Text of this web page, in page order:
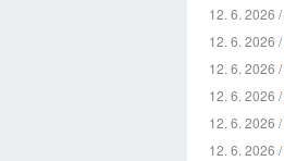
12. 6. 2026 /
12. 6. 2026 /
12. 6. 2026 /
12. 6. 2026 /
12. 6. 2026 /
12. 6. 2026 /